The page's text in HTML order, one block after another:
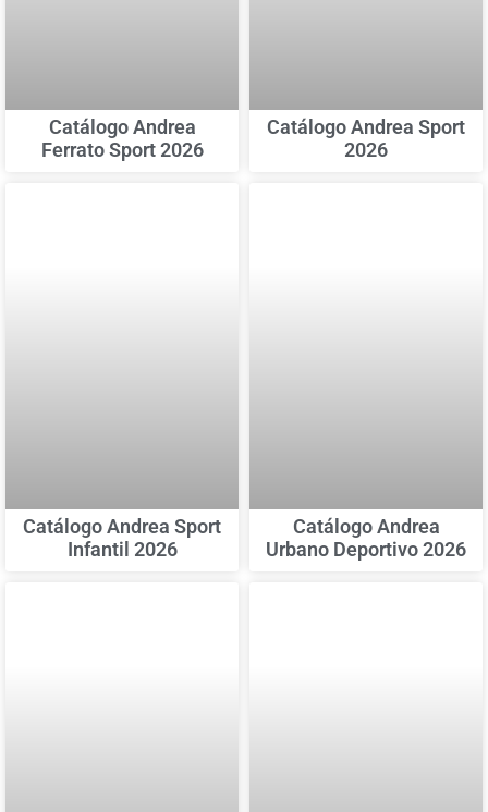
Catálogo Andrea
Ferrato Sport 2026
Catálogo Andrea Sport
2026
Catálogo Andrea Sport
Infantil 2026
Catálogo Andrea
Urbano Deportivo 2026